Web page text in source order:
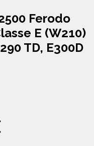
Ferodo
E (W210)
TD, E300D